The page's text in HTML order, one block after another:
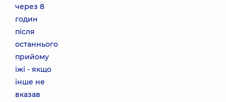
через 8
годин
після
останнього
прийому
їжі - якщо
інше не
вказав